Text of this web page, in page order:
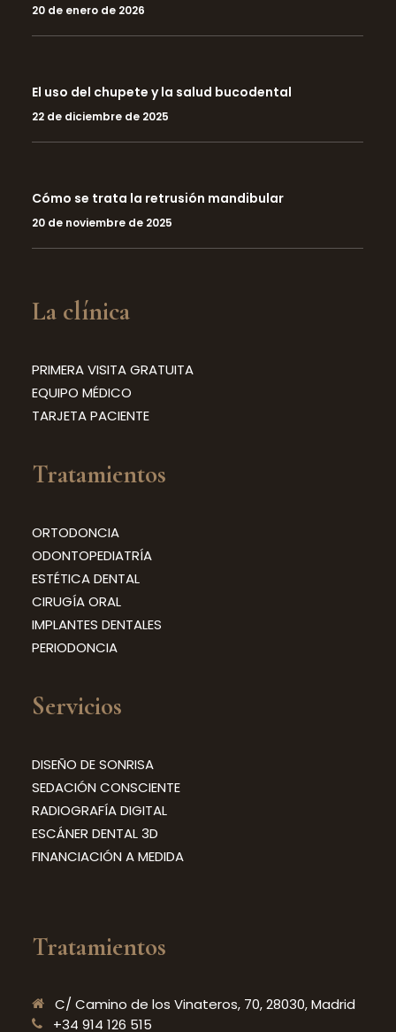
20 de enero de 2026
El uso del chupete y la salud bucodental
22 de diciembre de 2025
Cómo se trata la retrusión mandibular
20 de noviembre de 2025
La clínica
PRIMERA VISITA GRATUITA
EQUIPO MÉDICO
TARJETA PACIENTE
Tratamientos
ORTODONCIA
ODONTOPEDIATRÍA
ESTÉTICA DENTAL
CIRUGÍA ORAL
IMPLANTES DENTALES
PERIODONCIA
Servicios
DISEÑO DE SONRISA
SEDACIÓN CONSCIENTE
RADIOGRAFÍA DIGITAL
ESCÁNER DENTAL 3D
FINANCIACIÓN A MEDIDA
Tratamientos
C/ Camino de los Vinateros, 70, 28030, Madrid
+34 914 126 515